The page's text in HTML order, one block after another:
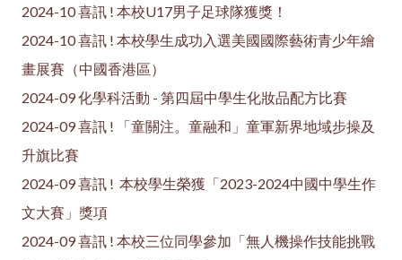
2024-10 喜訊 ! 本校U17男子足球隊獲獎！
2024-10 喜訊 ! 本校學生成功入選美國國際藝術青少年繪
畫展賽（中國香港區）
2024-09 化學科活動 - 第四屆中學生化妝品配方比賽
2024-09 喜訊 ! 「童關注。童融和」童軍新界地域步操及
升旗比賽
2024-09 喜訊 ! 本校學生榮獲「2023-2024中國中學生作
文大賽」獎項
2024-09 喜訊 ! 本校三位同學參加「無人機操作技能挑戰